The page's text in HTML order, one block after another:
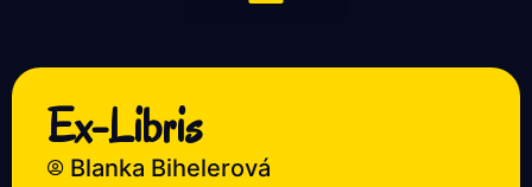
Ex-Libris
Blanka Bihelerová